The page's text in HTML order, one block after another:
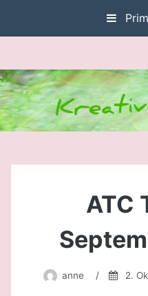
springen
ATC
anne / 2.